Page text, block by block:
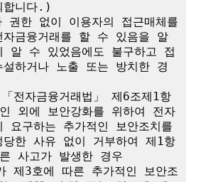
합니다.)
한 없이 이용자의 접근매체를
자금융거래를 할 수 있음을 알
알 수 있었음에도 불구하고 접
설하거나 노출 또는 방치한 경
전자금융거래법」 제6조제1항
외에 보안강화를 위하여 전자
요구하는 추가적인 보안조치를
당한 사유 없이 거부하여 제1항
사고가 발생한 경우
제3호에 따른 추가적인 보안조